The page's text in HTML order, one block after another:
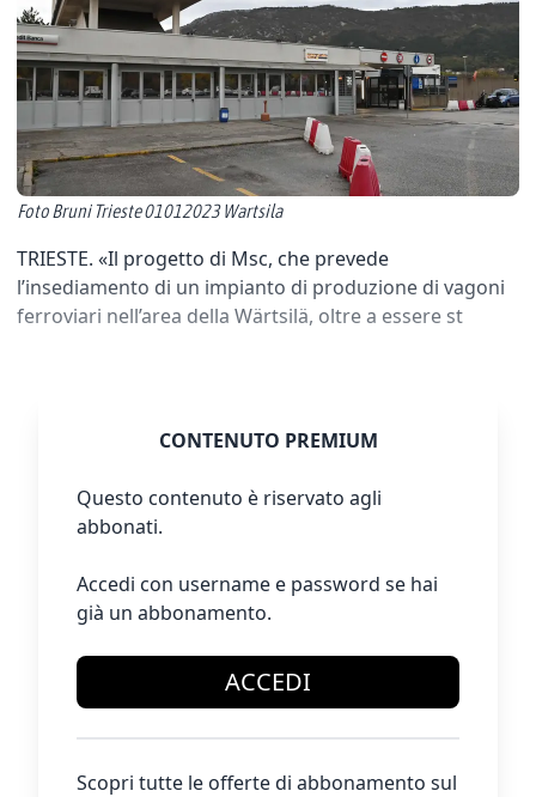
Foto Bruni Trieste 01012023 Wartsila
TRIESTE. «Il progetto di Msc, che prevede
l’insediamento di un impianto di produzione di vagoni
ferroviari nell’area della Wärtsilä, oltre a essere st
CONTENUTO PREMIUM
Questo contenuto è riservato agli
abbonati.
Accedi con username e password se hai
già un abbonamento.
ACCEDI
Scopri tutte le offerte di abbonamento sul